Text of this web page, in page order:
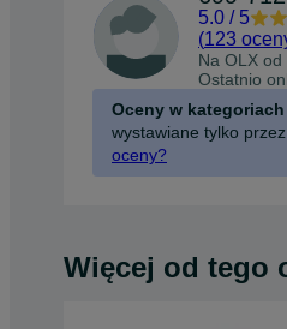
5.0 / 5
(123
Na OLX od
Ostatnio
Oceny w kategoriach
wystawiane tylko
oceny?
Więcej od tego